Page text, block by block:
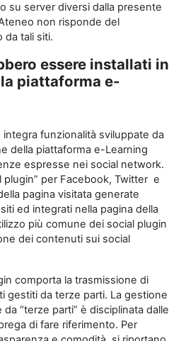
su server diversi dalla presente
non risponde del
da tali siti.
essere installati in
piattaforma e-
funzionalità sviluppate da
della piattaforma e-Learning
espresse nei social network.
plugin” per Facebook, Twitter e
pagina visitata generate
ed integrati nella pagina della
più comune dei social plugin
dei contenuti sui social
comporta la trasmissione di
gestiti da terze parti. La gestione
“terze parti” è disciplinata dalle
di fare riferimento. Per